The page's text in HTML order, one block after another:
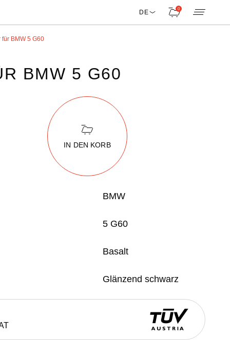
DE 0
für BMW 5 G60
BMW 5 G60
IN DEN KORB
BMW
5 G60
Basalt
Glänzend schwarz